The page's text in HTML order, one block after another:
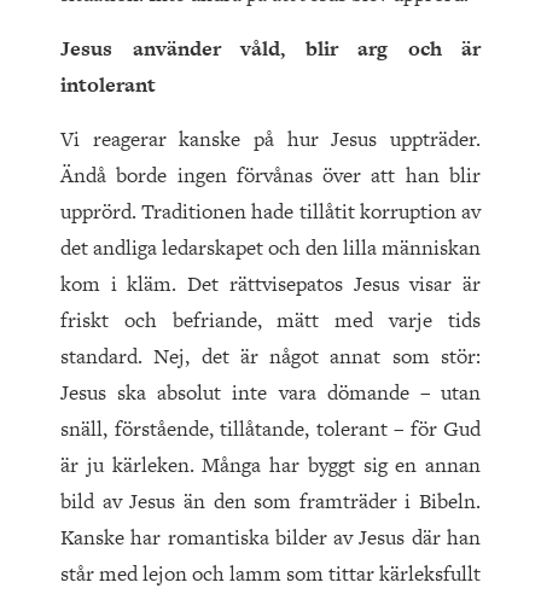
Jesus använder våld, blir arg och är
intolerant
Vi reagerar kanske på hur Jesus uppträder.
Ändå borde ingen förvånas över att han blir
upprörd. Traditionen hade tillåtit korruption av
det andliga ledarskapet och den lilla människan
kom i kläm. Det rättvisepatos Jesus visar är
friskt och befriande, mätt med varje tids
standard. Nej, det är något annat som stör:
Jesus ska absolut inte vara dömande – utan
snäll, förstående, tillåtande, tolerant – för Gud
är ju kärleken. Många har byggt sig en annan
bild av Jesus än den som framträder i Bibeln.
Kanske har romantiska bilder av Jesus där han
står med lejon och lamm som tittar kärleksfullt